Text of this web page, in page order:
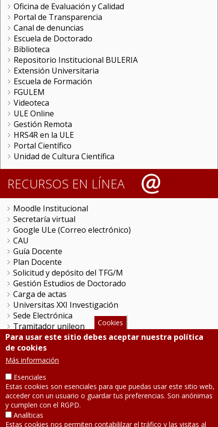
Oficina de Evaluación y Calidad
Portal de Transparencia
Canal de denuncias
Escuela de Doctorado
Biblioteca
Repositorio Institucional BULERIA
Extensión Universitaria
Escuela de Formación
FGULEM
Videoteca
ULE Online
Gestión Remota
HRS4R en la ULE
Portal Científico
Unidad de Cultura Científica
RECURSOS EN LÍNEA
Moodle Institucional
Secretaría virtual
Google ULe (Correo electrónico)
CAU
Guía Docente
Plan Docente
Solicitud y depósito del TFG/M
Gestión Estudios de Doctorado
Carga de actas
Universitas XXI Investigación
Sede Electrónica
Tramitador unileon
Perfil del Contratante
Portal del Empleado
Servicio de Informática y Comunicaciones
SÍGUENOS
Cookies
Para usar este sitio debes aceptar nuestra política
de cookies
Más información
Esenciales
Estas cookies son esenciales para que puedas usar este sitio web,
acceder con un usuario o guardar tus preferencias. Son anónimas
y cumplen con el RGPD.
Analíticas
Estas cookies nos permiten contabililzar el tráfico y las visitas al